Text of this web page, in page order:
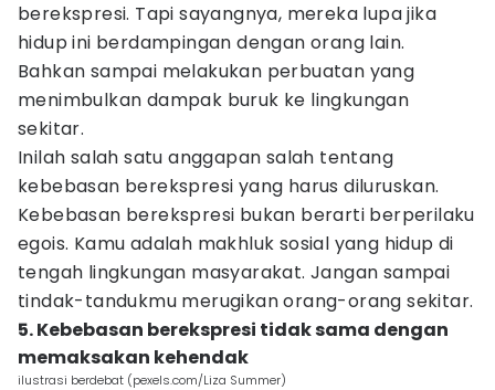
berekspresi. Tapi sayangnya, mereka lupa jika
hidup ini berdampingan dengan orang lain.
Bahkan sampai melakukan perbuatan yang
menimbulkan dampak buruk ke lingkungan
sekitar.
Inilah salah satu anggapan salah tentang
kebebasan berekspresi yang harus diluruskan.
Kebebasan berekspresi bukan berarti berperilaku
egois. Kamu adalah makhluk sosial yang hidup di
tengah lingkungan masyarakat. Jangan sampai
tindak-tandukmu merugikan orang-orang sekitar.
5. Kebebasan berekspresi tidak sama dengan
memaksakan kehendak
ilustrasi berdebat (pexels.com/Liza Summer)